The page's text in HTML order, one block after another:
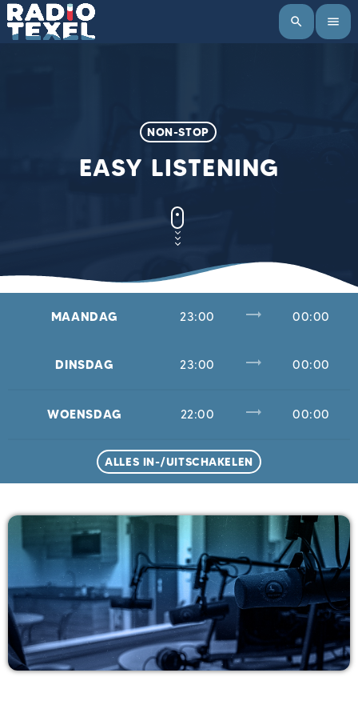
search menu
NON-STOP
EASY LISTENING
MAANDAG 23:00 trending_flat 00:00
DINSDAG 23:00 trending_flat 00:00
WOENSDAG 22:00 trending_flat 00:00
ALLES IN-/UITSCHAKELEN